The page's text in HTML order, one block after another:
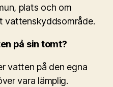
plats och om
vattenskyddsområde.
på sin tomt?
vatten på den egna
vara lämplig.